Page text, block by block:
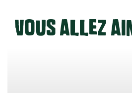
Vous allez